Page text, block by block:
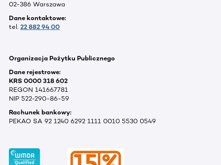
02-386 Warszawa
Dane kontaktowe:
tel. 22 882 94 00
Organizacja Pożytku Publicznego
Dane rejestrowe:
KRS 0000 318 602
REGON 141667781
NIP 522-290-86-59
Rachunek bankowy:
PEKAO SA 92 1240 6292 1111 0010 5530 0549